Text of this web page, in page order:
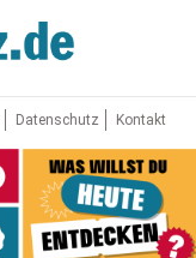
Datenschutz Kontakt